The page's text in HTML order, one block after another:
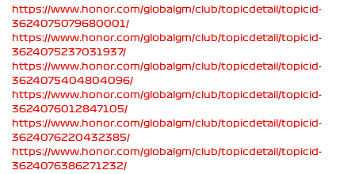
https://www.honor.com/globalgm/club/topicdetail/topicid-
3624075079680001/
https://www.honor.com/globalgm/club/topicdetail/topicid-
3624075237031937/
https://www.honor.com/globalgm/club/topicdetail/topicid-
3624075404804096/
https://www.honor.com/globalgm/club/topicdetail/topicid-
3624076012847105/
https://www.honor.com/globalgm/club/topicdetail/topicid-
3624076220432385/
https://www.honor.com/globalgm/club/topicdetail/topicid-
3624076386271232/